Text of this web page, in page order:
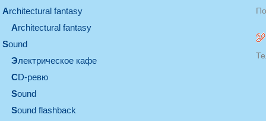
architectural fantasy
architectural fantasy
sound
электрическое кафе
CD-ревю
sound
Sound flashback